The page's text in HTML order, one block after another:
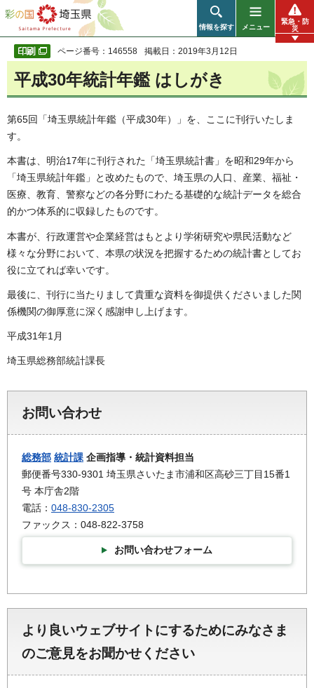
彩の国 埼玉県
情報を探す メニュー
緊急・防
災
ページ番号：146558 掲載日：2019年3月12日
平成30年統計年鑑 はしがき
第65回「埼玉県統計年鑑（平成30年）」を、ここに刊行いたしま
す。
本書は、明治17年に刊行された「埼玉県統計書」を昭和29年から
「埼玉県統計年鑑」と改めたもので、埼玉県の人口、産業、福祉・
医療、教育、警察などの各分野にわたる基礎的な統計データを総合
的かつ体系的に収録したものです。
本書が、行政運営や企業経営はもとより学術研究や県民活動など
様々な分野において、本県の状況を把握するための統計書としてお
役に立てれば幸いです。
最後に、刊行に当たりまして貴重な資料を御提供くださいました関
係機関の御厚意に深く感謝申し上げます。
平成31年1月
埼玉県総務部統計課長
お問い合わせ
総務部 統計課 企画指導・統計資料担当
郵便番号330-9301 埼玉県さいたま市浦和区高砂三丁目15番1
号 本庁舎2階
電話： 048-830-2305
ファックス：048-822-3758
お問い合わせフォーム
より良いウェブサイトにするためにみなさま
のご意見をお聞かせください